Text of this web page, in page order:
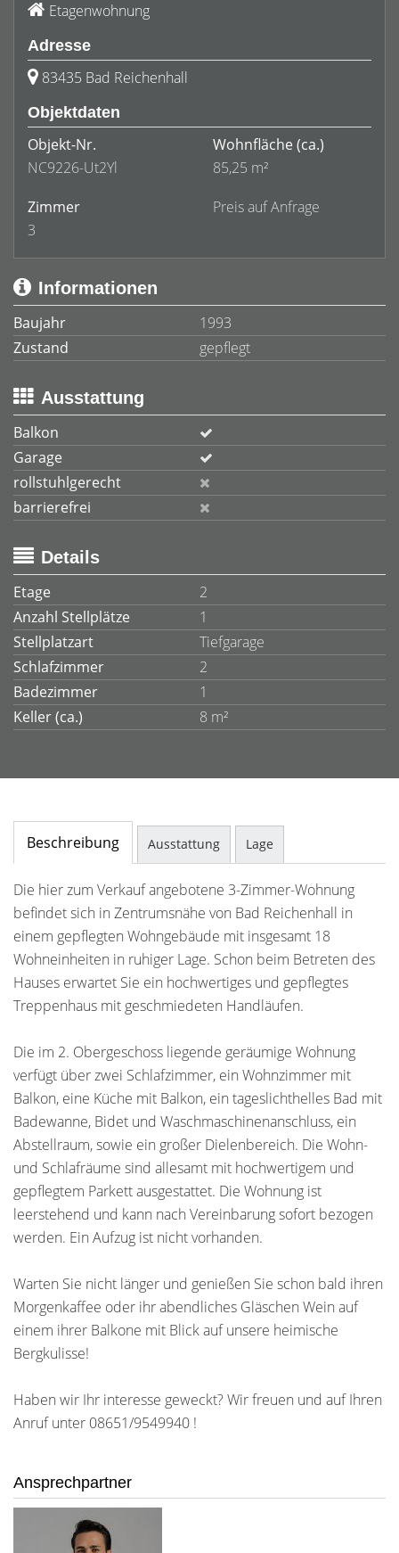
Etagenwohnung
Adresse
83435 Bad Reichenhall
Objektdaten
Objekt-Nr.
NC9226-Ut2Yl
Wohnfläche (ca.)
85,25 m²
Zimmer
3
Preis auf Anfrage
Informationen
Baujahr
1993
Zustand
gepflegt
Ausstattung
Balkon
Garage
rollstuhlgerecht
barrierefrei
Details
Etage
2
Anzahl Stellplätze
1
Stellplatzart
Tiefgarage
Schlafzimmer
2
Badezimmer
1
Keller (ca.)
8 m²
Beschreibung Ausstattung Lage
Die hier zum Verkauf angebotene 3-Zimmer-Wohnung
befindet sich in Zentrumsnähe von Bad Reichenhall in
einem gepflegten Wohngebäude mit insgesamt 18
Wohneinheiten in ruhiger Lage. Schon beim Betreten des
Hauses erwartet Sie ein hochwertiges und gepflegtes
Treppenhaus mit geschmiedeten Handläufen.
Die im 2. Obergeschoss liegende geräumige Wohnung
verfügt über zwei Schlafzimmer, ein Wohnzimmer mit
Balkon, eine Küche mit Balkon, ein tageslichthelles Bad mit
Badewanne, Bidet und Waschmaschinenanschluss, ein
Abstellraum, sowie ein großer Dielenbereich. Die Wohn-
und Schlafräume sind allesamt mit hochwertigem und
gepflegtem Parkett ausgestattet. Die Wohnung ist
leerstehend und kann nach Vereinbarung sofort bezogen
werden. Ein Aufzug ist nicht vorhanden.
Warten Sie nicht länger und genießen Sie schon bald ihren
Morgenkaffee oder ihr abendliches Gläschen Wein auf
einem ihrer Balkone mit Blick auf unsere heimische
Bergkulisse!
Haben wir Ihr interesse geweckt? Wir freuen und auf Ihren
Anruf unter 08651/9549940 !
Ansprechpartner